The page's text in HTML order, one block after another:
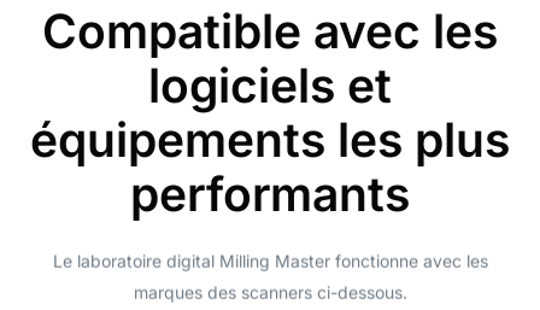
Compatible avec les
logiciels et
équipements les plus
performants
Le laboratoire digital Milling Master fonctionne avec les
marques des scanners ci-dessous.